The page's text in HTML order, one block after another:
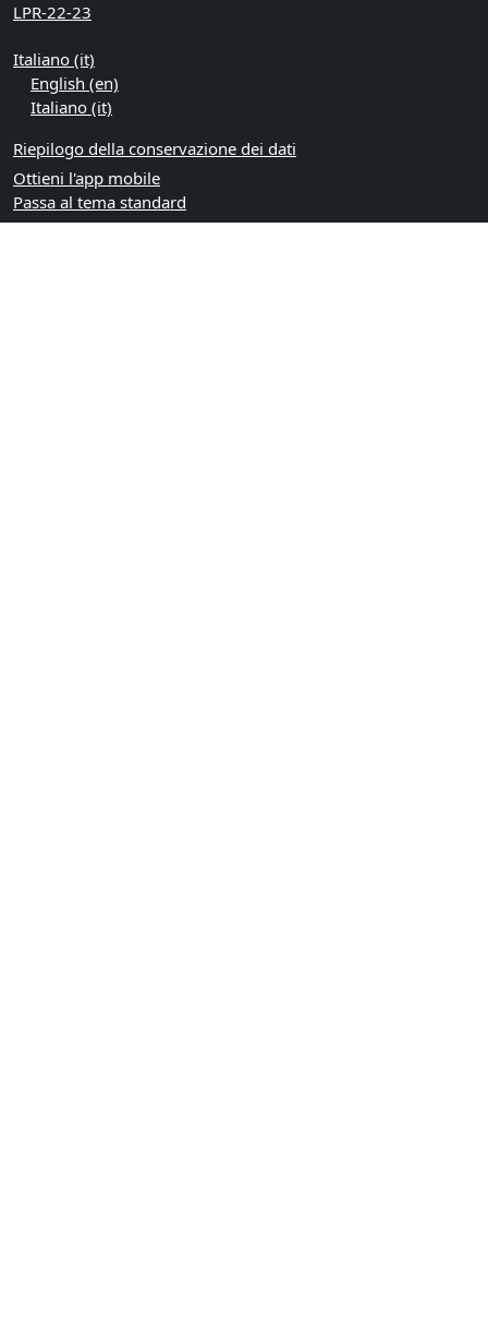
LPR-22-23
Italiano ‎(it)‎
English ‎(en)‎
Italiano ‎(it)‎
Riepilogo della conservazione dei dati
Ottieni l'app mobile
Passa al tema standard